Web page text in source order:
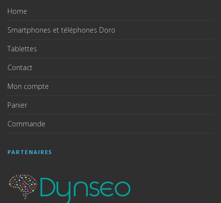
Home
Smartphones et téléphones Doro
Tablettes
Contact
Mon compte
Panier
Commande
PARTENAIRES